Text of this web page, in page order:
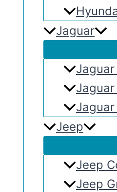
Jaguar
Jaguar
Jeep
Jeep
Jeep